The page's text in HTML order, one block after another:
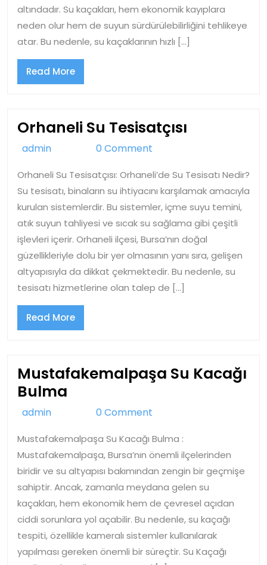
altındadır. Su kaçakları, hem ekonomik kayıplara
neden olur hem de suyun sürdürülebilirliğini tehlikeye
atar. Bu nedenle, su kaçaklarının hızlı […]
Read MoreRead
More
Orhaneli Su Tesisatçısı
adminadmin 0 Comment
Orhaneli Su Tesisatçısı: Orhaneli’de Su Tesisatı Nedir?
Su tesisatı, binaların su ihtiyacını karşılamak amacıyla
kurulan sistemlerdir. Bu sistemler, içme suyu temini,
atık suyun tahliyesi ve sıcak su sağlama gibi çeşitli
işlevleri içerir. Orhaneli ilçesi, Bursa’nın doğal
güzellikleriyle dolu bir yer olmasının yanı sıra, gelişen
altyapısıyla da dikkat çekmektedir. Bu nedenle, su
tesisatı hizmetlerine olan talep de […]
Read MoreRead
More
Mustafakemalpaşa Su Kacağı
Bulma
Bulma
adminadmin 0 Comment
Mustafakemalpaşa Su Kacağı Bulma :
Mustafakemalpaşa, Bursa’nın önemli ilçelerinden
biridir ve su altyapısı bakımından zengin bir geçmişe
sahiptir. Ancak, zamanla meydana gelen su
kaçakları, hem ekonomik hem de çevresel açıdan
ciddi sorunlara yol açabilir. Bu nedenle, su kaçağı
tespiti, özellikle kameralı sistemler kullanılarak
yapılması gereken önemli bir süreçtir. Su Kaçağı